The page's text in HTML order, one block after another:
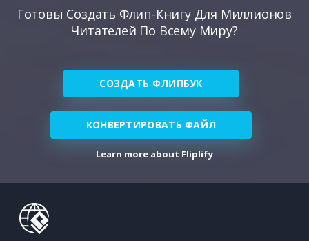
Готовы Создать Флип-Книгу Для Миллионов
Читателей По Всему Миру?
СОЗДАТЬ ФЛИПБУК
КОНВЕРТИРОВАТЬ ФАЙЛ
Learn more about Fliplify